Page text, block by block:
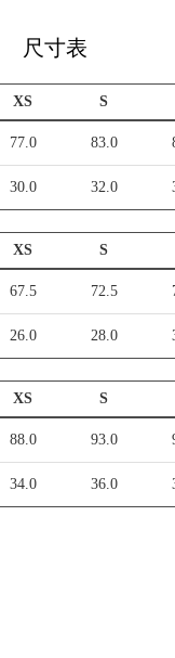
尺寸表
XS S
77.0 83.0
30.0 32.0
XS S
67.5 72.5
26.0 28.0
XS S
88.0 93.0
34.0 36.0